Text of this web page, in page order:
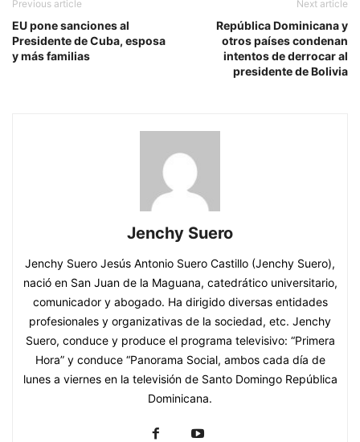
Previous article
EU pone sanciones al
Presidente de Cuba, esposa
y más familias
Next article
República Dominicana y
otros países condenan
intentos de derrocar al
presidente de Bolivia
Jenchy Suero
Jenchy Suero Jesús Antonio Suero Castillo (Jenchy Suero),
nació en San Juan de la Maguana, catedrático universitario,
comunicador y abogado. Ha dirigido diversas entidades
profesionales y organizativas de la sociedad, etc. Jenchy
Suero, conduce y produce el programa televisivo: “Primera
Hora” y conduce “Panorama Social, ambos cada día de
lunes a viernes en la televisión de Santo Domingo República
Dominicana.